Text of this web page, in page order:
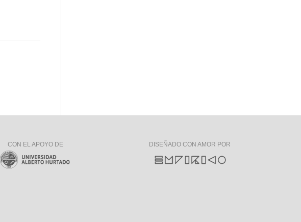
CON EL APOYO DE DISEÑADO CON AMOR POR